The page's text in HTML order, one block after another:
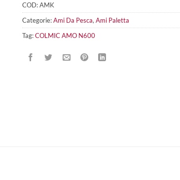
COD:AMK
Categorie:Ami Da Pesca, Ami Paletta
Tag:COLMIC AMO N600